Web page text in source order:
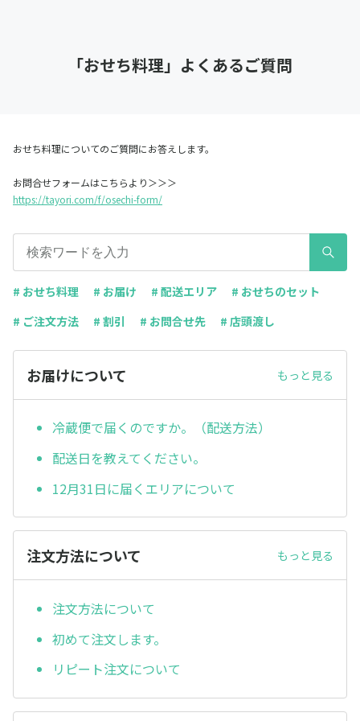
「おせち料理」よくあるご質問
おせち料理についてのご質問にお答えします。
お問合せフォームはこちらより＞＞＞
https://tayori.com/f/osechi-form/
# おせち料理 # お届け # 配送エリア
# おせちのセット
# ご注文方法
# 割引 # お問合せ先 # 店頭渡し
お届けについて もっと見る
冷蔵便で届くのですか。（配送方法）
配送日を教えてください。
12月31日に届くエリアについて
注文方法について もっと見る
注文方法について
初めて注文します。
リピート注文について